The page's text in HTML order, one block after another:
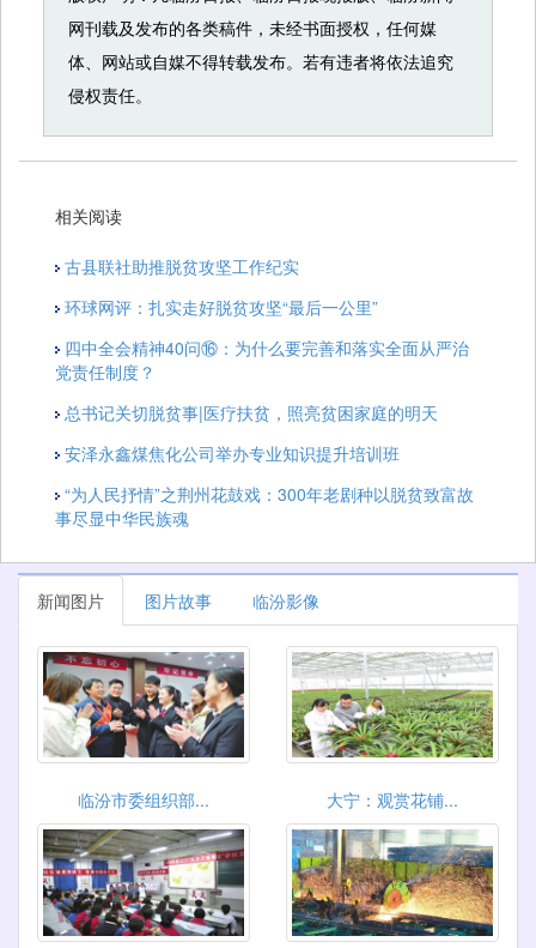
网刊载及发布的各类稿件，未经书面授权，任何媒
体、网站或自媒不得转载发布。若有违者将依法追究
侵权责任。
相关阅读
古县联社助推脱贫攻坚工作纪实
环球网评：扎实走好脱贫攻坚“最后一公里”
四中全会精神40问⑯：为什么要完善和落实全面从严治
党责任制度？
总书记关切脱贫事|医疗扶贫，照亮贫困家庭的明天
安泽永鑫煤焦化公司举办专业知识提升培训班
“为人民抒情”之荆州花鼓戏：300年老剧种以脱贫致富故
事尽显中华民族魂
新闻图片 图片故事 临汾影像
临汾市委组织部... 大宁：观赏花铺...